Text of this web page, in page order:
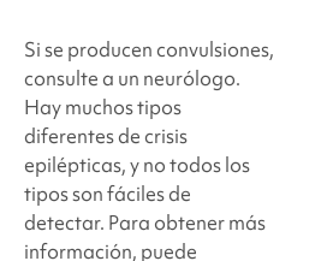
Si se producen convulsiones,
consulte a un neurólogo.
Hay muchos tipos
diferentes de crisis
epilépticas, y no todos los
tipos son fáciles de
detectar. Para obtener más
información, puede